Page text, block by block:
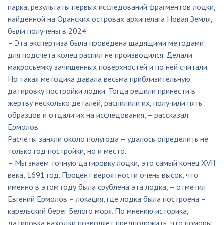
парка, результаты первых исследований фрагментов лодки,
найденной на Оранских островах архипелага Новая Земля,
были получены в 2024.
– Эта экспертиза была проведена щадящими методами:
для подсчета колец распил не производился. Делали
макросъемку зачищенных поверхностей и по ней считали.
Но такая методика давала весьма приблизительную
датировку постройки лодки. Тогда решили принести в
жертву несколько деталей, распилили их, получили пять
образцов и отдали их на исследования, – рассказал
Ермолов.
Расчеты заняли около полугода – удалось определить не
только год постройки, но и место.
– Мы знаем точную датировку лодки, это самый конец XVII
века, 1691 год. Процент вероятности очень высок, что
именно в этом году была срублена эта лодка, – отметил
Евгений Ермолов – локация, где лодка была построена –
карельский берег Белого моря. По мнению историка,
датировка находки позволяет предположить, что поморы